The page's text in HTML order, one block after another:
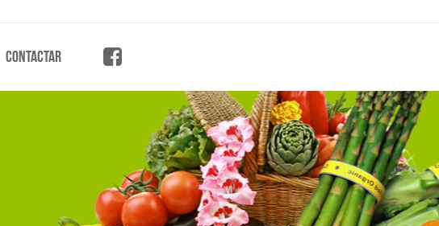
Contactar